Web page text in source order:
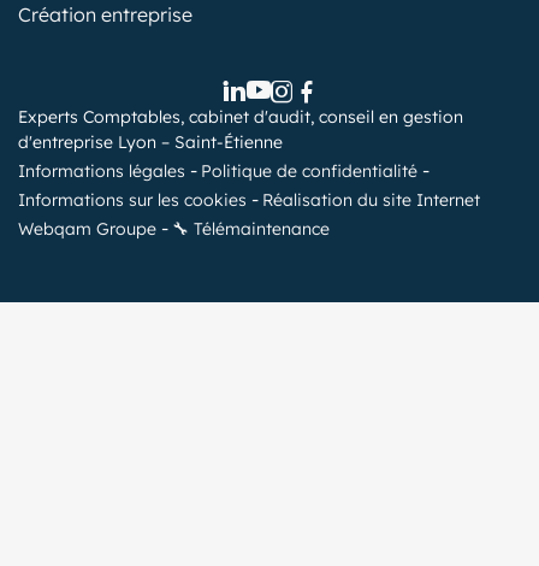
Création entreprise
Experts Comptables, cabinet d'audit, conseil en gestion
d'entreprise Lyon – Saint-Étienne
Informations légales
Politique de confidentialité
Informations sur les cookies
Réalisation du site Internet
Webqam Groupe
🔧 Télémaintenance